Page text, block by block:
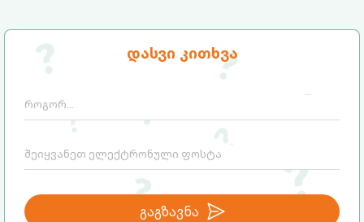
დასვი კითხვა
გაგზავნა